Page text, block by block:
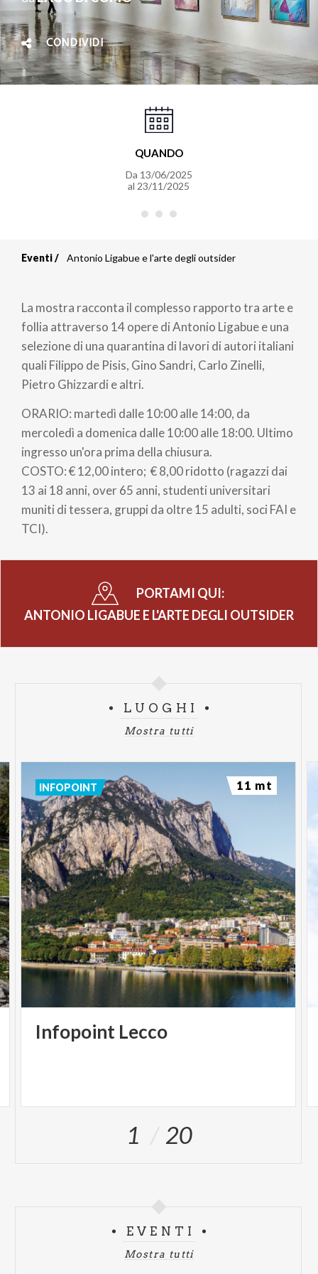
CONDIVIDI
QUANDO
Da 13/06/2025
al 23/11/2025
Briciole
di
pane
Eventi Antonio Ligabue e l'arte degli outsider
La mostra racconta il complesso rapporto tra arte e
follia attraverso 14 opere di Antonio Ligabue e una
selezione di una quarantina di lavori di autori italiani
quali Filippo de Pisis, Gino Sandri, Carlo Zinelli,
Pietro Ghizzardi e altri.
ORARIO: martedì dalle 10:00 alle 14:00, da
mercoledì a domenica dalle 10:00 alle 18:00. Ultimo
ingresso un'ora prima della chiusura.
COSTO: € 12,00 intero; € 8,00 ridotto (ragazzi dai
13 ai 18 anni, over 65 anni, studenti universitari
muniti di tessera, gruppi da oltre 15 adulti, soci FAI e
TCI).
PORTAMI QUI:
ANTONIO LIGABUE E L'ARTE DEGLI OUTSIDER
LUOGHI
Mostra tutti
Infopoint Lecco
INFOPOINT 11 mt
1 20
EVENTI
Mostra tutti